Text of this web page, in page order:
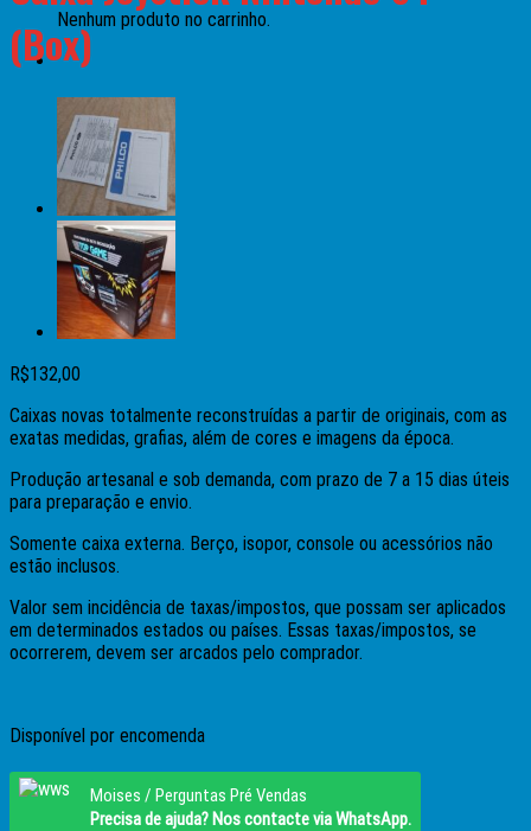
Nenhum produto no carrinho.
(Box)
R$132,00
Caixas novas totalmente reconstruídas a partir de originais, com as
exatas medidas, grafias, além de cores e imagens da época.
Produção artesanal e sob demanda, com prazo de 7 a 15 dias úteis
para preparação e envio.
Somente caixa externa. Berço, isopor, console ou acessórios não
estão inclusos.
Valor sem incidência de taxas/impostos, que possam ser aplicados
em determinados estados ou países. Essas taxas/impostos, se
ocorrerem, devem ser arcados pelo comprador.
Disponível por encomenda
Moises / Perguntas Pré Vendas
Precisa de ajuda? Nos contacte via WhatsApp.